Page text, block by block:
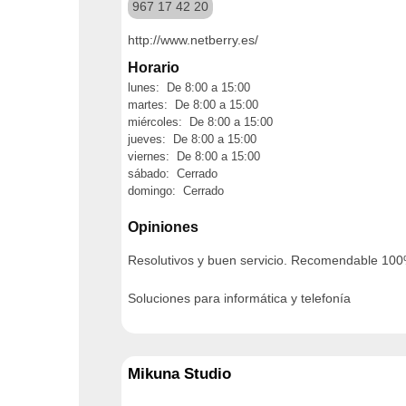
967 17 42 20
http://www.netberry.es/
Horario
lunes: De 8:00 a 15:00
martes: De 8:00 a 15:00
miércoles: De 8:00 a 15:00
jueves: De 8:00 a 15:00
viernes: De 8:00 a 15:00
sábado: Cerrado
domingo: Cerrado
Opiniones
Resolutivos y buen servicio. Recomendable
Soluciones para informática y telefonía
Mikuna Studio